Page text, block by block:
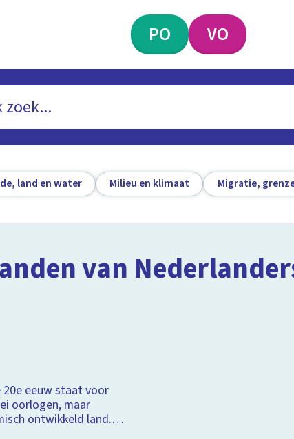
PO VO
land en water Milieu en klimaat Migratie,
van
eeuw staat voor
oorlogen, maar
ontwikkeld land.